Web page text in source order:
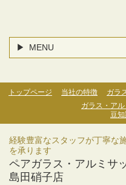
MENU
トップページ 当社の特徴 ガラ
ガラス・ア
豆知
経験豊富なスタッフが丁寧な
を承ります
ペアガラス・アルミサ
島田硝子店